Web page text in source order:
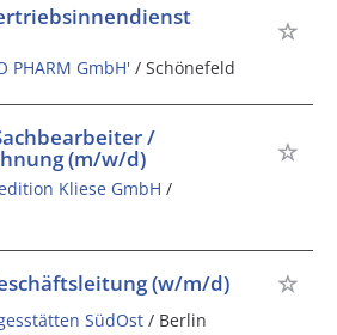
PHARM GmbH' / Schönefeld
/
(m/w/d)
Kliese GmbH /
(w/m/d)
SüdOst / Berlin